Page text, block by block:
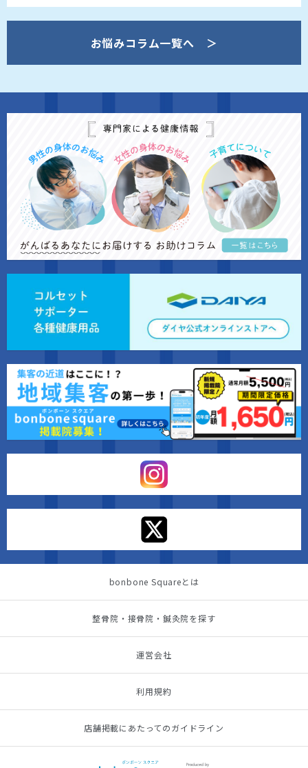
お悩みコラム一覧へ ＞
bonbone Squareとは
整骨院・接骨院・鍼灸院を探す
運営会社
利用規約
店舗掲載にあたってのガイドライン